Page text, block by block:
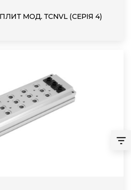
МОД. TCNVL (СЕРІЯ 4)